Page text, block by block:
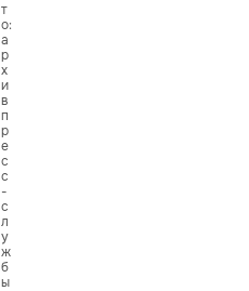
т
о:
а
р
х
и
в
п
р
е
с
с
-
с
л
у
ж
б
ы